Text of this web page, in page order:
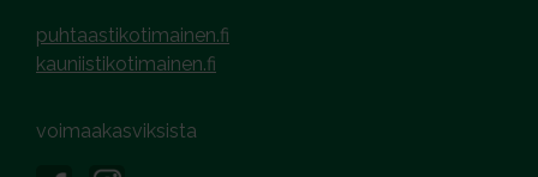
puhtaastikotimainen.fi
kauniistikotimainen.fi
voimaakasviksista